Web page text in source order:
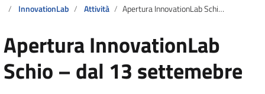
InnovationLab
Attività Apertura InnovationLab Schio – dal 13 settemebre
Apertura InnovationLab
Schio – dal 13 settemebre